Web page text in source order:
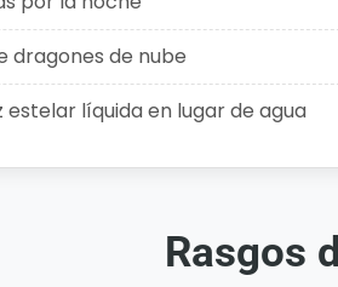
dragones de nube
estelar líquida en lugar de agua
Rasgos